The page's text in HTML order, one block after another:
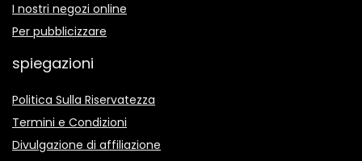
I nostri negozi online
Per pubblicizzare
spiegazioni
Politica Sulla Riservatezza
Termini e Condizioni
Divulgazione di affiliazione